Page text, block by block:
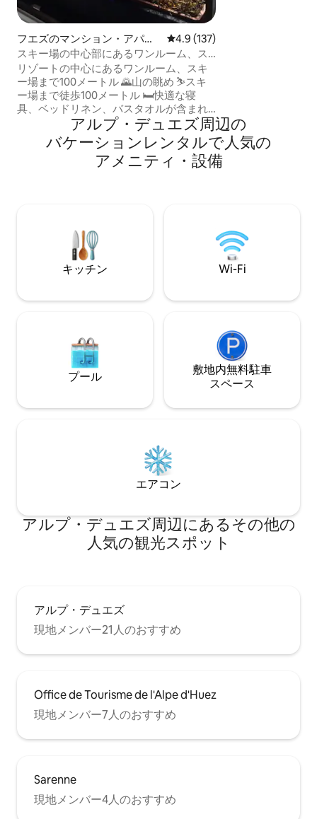
フエズのマンション・アパー
ト
レビュー137件、5つ星中4.9つ
4.9 (137)
スキー場の中心部にあるワンルーム、ス
キー場まで徒歩100m
リゾートの中心にあるワンルーム、スキ
ー場まで100メートル 🌄山の眺め ⛷️スキ
ー場まで徒歩100メートル 🛏️快適な寝
具、ベッドリネン、バスタオルが含まれ
ています 📺スマートテレビ/ WIFI 建物の0
階には以下のものがあります ⛷ スキール
ーム（安全、暖房完備）0階 ☕コーヒーシ
ョップ「ソーラー」ブランチ＆ジュース
くにあります。
（車で4分）。
アルプ・デュエズ⁠周⁠辺⁠の
バ⁠ケ⁠ー⁠シ⁠ョ⁠ン⁠レ⁠ン⁠タ⁠ル⁠で人⁠気⁠の
ア⁠メ⁠ニ⁠テ⁠ィ⁠・⁠設⁠備
キッチン Wi-Fi
プール
敷地内無料駐⁠車
ス⁠ペ⁠ー⁠ス
エアコン
アルプ・デュエズ⁠周⁠辺⁠に⁠あ⁠るそ⁠の⁠他⁠の
人⁠気⁠の観⁠光⁠ス⁠ポ⁠ッ⁠ト
アルプ・デュエズ
現地メンバー21人のおすすめ
Office de Tourisme de l'Alpe d'Huez
現地メンバー7人のおすすめ
Sarenne
現地メンバー4人のおすすめ